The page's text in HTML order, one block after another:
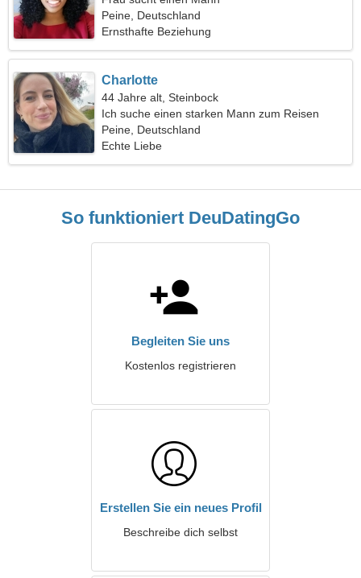
Peine, Deutschland
Ernsthafte Beziehung
Charlotte
44 Jahre alt, Steinbock
Ich suche einen starken Mann zum Reisen
Peine, Deutschland
Echte Liebe
So funktioniert DeuDatingGo
Begleiten Sie uns
Kostenlos registrieren
Erstellen Sie ein neues Profil
Beschreibe dich selbst